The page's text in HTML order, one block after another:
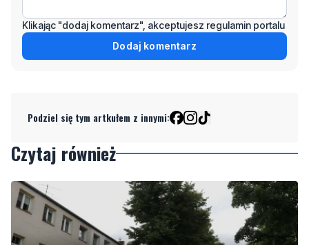
Klikając "dodaj komentarz", akceptujesz regulamin portalu
Dodaj komentarz
Podziel się tym artkułem z innymi:
Czytaj również